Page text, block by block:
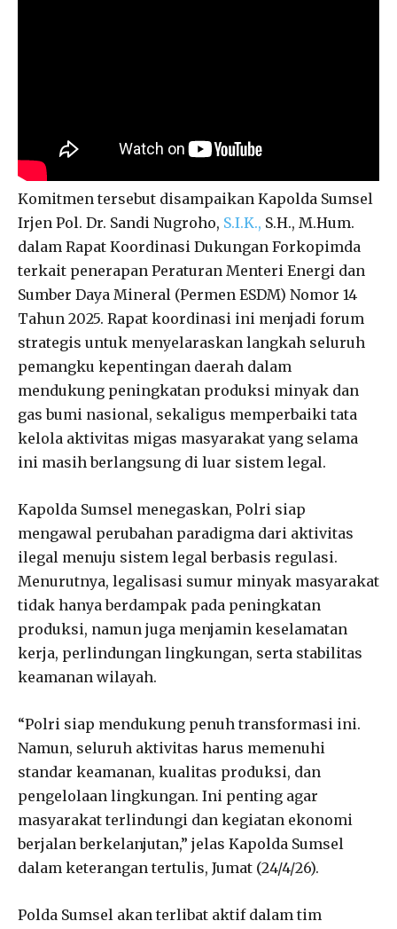
Komitmen tersebut disampaikan Kapolda Sumsel
Irjen Pol. Dr. Sandi Nugroho, S.I.K., S.H., M.Hum.
dalam Rapat Koordinasi Dukungan Forkopimda
terkait penerapan Peraturan Menteri Energi dan
Sumber Daya Mineral (Permen ESDM) Nomor 14
Tahun 2025. Rapat koordinasi ini menjadi forum
strategis untuk menyelaraskan langkah seluruh
pemangku kepentingan daerah dalam
mendukung peningkatan produksi minyak dan
gas bumi nasional, sekaligus memperbaiki tata
kelola aktivitas migas masyarakat yang selama
ini masih berlangsung di luar sistem legal.
Kapolda Sumsel menegaskan, Polri siap
mengawal perubahan paradigma dari aktivitas
ilegal menuju sistem legal berbasis regulasi.
Menurutnya, legalisasi sumur minyak masyarakat
tidak hanya berdampak pada peningkatan
produksi, namun juga menjamin keselamatan
kerja, perlindungan lingkungan, serta stabilitas
keamanan wilayah.
“Polri siap mendukung penuh transformasi ini.
Namun, seluruh aktivitas harus memenuhi
standar keamanan, kualitas produksi, dan
pengelolaan lingkungan. Ini penting agar
masyarakat terlindungi dan kegiatan ekonomi
berjalan berkelanjutan,” jelas Kapolda Sumsel
dalam keterangan tertulis, Jumat (24/4/26).
Polda Sumsel akan terlibat aktif dalam tim